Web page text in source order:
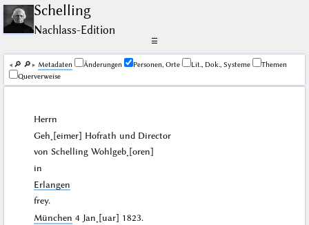
Schelling
Nachlass-Edition
☰
🔎︎ 🔎︎ Me­ta­da­ten Änderungen Personen, Orte Lit., Dok., Systeme
Themen
Querverweise
Herrn
Geh˖[eimer] Hofrath und Director
von Schelling Wohlgeb˖[oren]
in
Erlangen
frey.
München 4 Jan˖[uar] 1823.